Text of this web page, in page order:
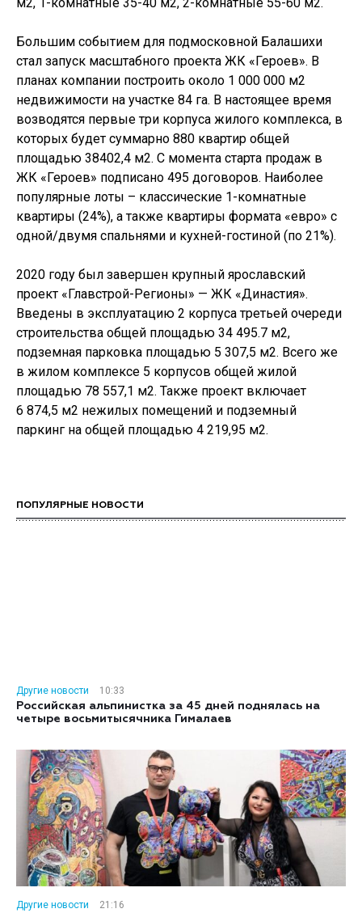
Большим событием для подмосковной Балашихи
стал запуск масштабного проекта ЖК «Героев». В
планах компании построить около 1 000 000 м2
недвижимости на участке 84 га. В настоящее время
возводятся первые три корпуса жилого комплекса, в
которых будет суммарно 880 квартир общей
площадью 38402,4 м2. С момента старта продаж в
ЖК «Героев» подписано 495 договоров. Наиболее
популярные лоты – классические 1-комнатные
квартиры (24%), а также квартиры формата «евро» с
одной/двумя спальнями и кухней-гостиной (по 21%).
2020 году был завершен крупный ярославский
проект «Главстрой-Регионы» — ЖК «Династия».
Введены в эксплуатацию 2 корпуса третьей очереди
строительства общей площадью 34 495.7 м2,
подземная парковка площадью 5 307,5 м2. Всего же
в жилом комплексе 5 корпусов общей жилой
площадью 78 557,1 м2. Также проект включает
6 874,5 м2 нежилых помещений и подземный
паркинг на общей площадью 4 219,95 м2.
ПОПУЛЯРНЫЕ НОВОСТИ
Другие новости
10:33
Российская альпинистка за 45 дней поднялась на
четыре восьмитысячника Гималаев
Другие новости
21:16